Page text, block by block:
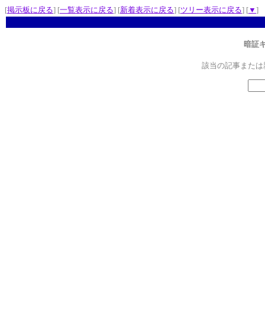
[掲示板に戻る] [一覧表示に戻る] [新着表示に戻る] [ツリー表示に戻る] [▼ ]
暗証
該当の記事また